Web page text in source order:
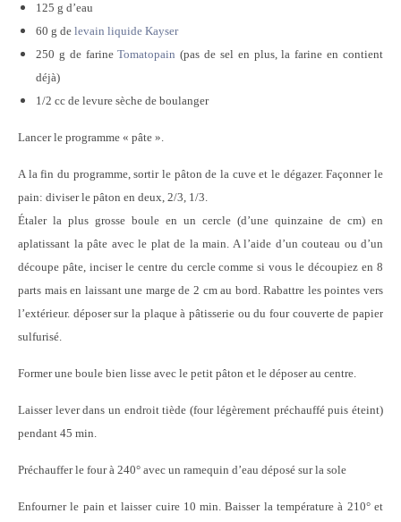
125 g d’eau
60 g de levain liquide Kayser
250 g de farineTomatopain (pas de sel en plus, la farine en contient
déjà)
1/2 cc de levure sèche de boulanger
Lancer le programme « pâte ».
A la fin du programme, sortir le pâton de la cuve et le dégazer. Façonner le
pain: diviser le pâton en deux, 2/3, 1/3.
Étaler la plus grosse boule en un cercle (d’une quinzaine de cm) en
aplatissant la pâte avec le plat de la main. A l’aide d’un couteau ou d’un
découpe pâte, inciser le centre du cercle comme si vous le découpiez en 8
parts mais en laissant une marge de 2 cm au bord. Rabattre les pointes vers
l’extérieur. déposer sur la plaque à pâtisserie ou du four couverte de papier
sulfurisé.
Former une boule bien lisse avec le petit pâton et le déposer au centre.
Laisser lever dans un endroit tiède (four légèrement préchauffé puis éteint)
pendant 45 min.
Préchauffer le four à 240° avec un ramequin d’eau déposé sur la sole
Enfourner le pain et laisser cuire 10 min. Baisser la température à 210° et